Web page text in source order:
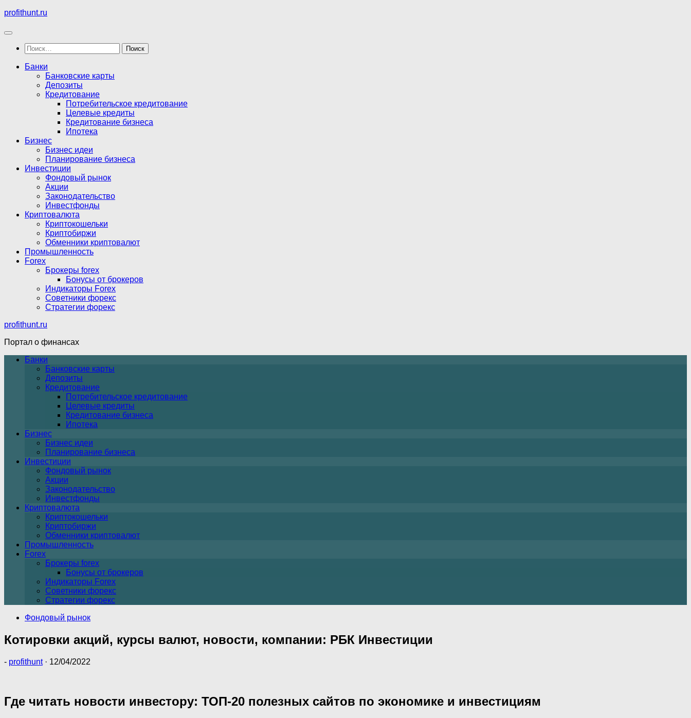
Перейти
содержимому
profithunt.ru
Найти:
Банки
Банковские карты
Депозиты
Кредитование
Потребительское кредитование
Целевые кредиты
Кредитование бизнеса
Ипотека
Бизнес
Бизнес идеи
Планирование бизнеса
Инвестиции
Фондовый рынок
Акции
Законодательство
Инвестфонды
Криптовалюта
Криптокошельки
Криптобиржи
Обменники криптовалют
Промышленность
Forex
Брокеры forex
Бонусы от брокеров
Индикаторы Forex
Советники форекс
Стратегии форекс
profithunt.ru
Портал о финансах
Банки
Банковские карты
Депозиты
Кредитование
Потребительское кредитование
Целевые кредиты
Кредитование бизнеса
Ипотека
Бизнес
Бизнес идеи
Планирование бизнеса
Инвестиции
Фондовый рынок
Акции
Законодательство
Инвестфонды
Криптовалюта
Криптокошельки
Криптобиржи
Обменники криптовалют
Промышленность
Forex
Брокеры forex
Бонусы от брокеров
Индикаторы Forex
Советники форекс
Стратегии форекс
Фондовый рынок
Котировки акций, курсы валют, новости, компании: РБК Инвестиции
- profithunt · 12/04/2022
Где читать новости инвестору: ТОП-20 полезных сайтов по экономике и инвестициям